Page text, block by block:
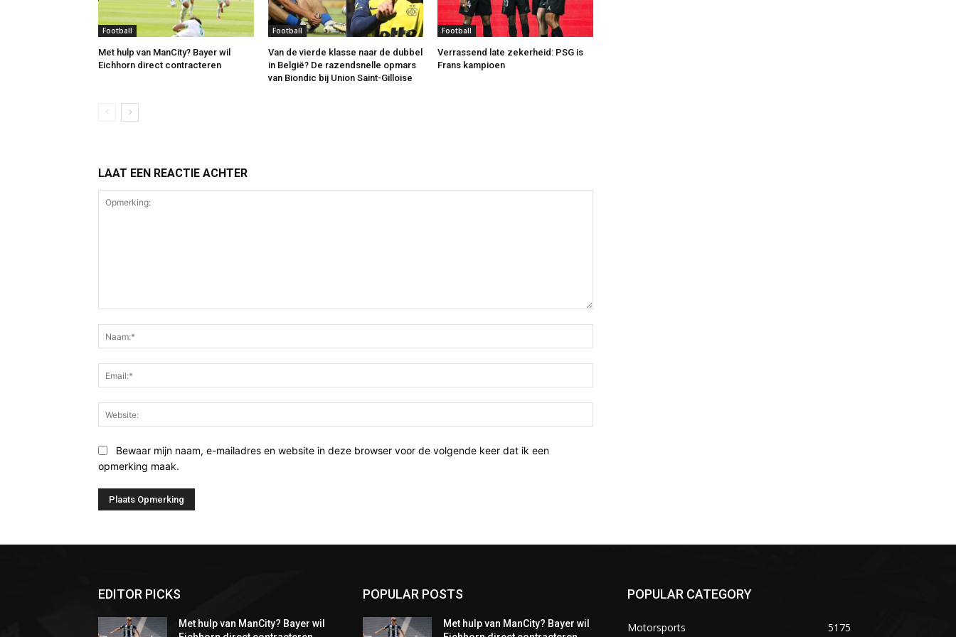
Football
Met hulp van ManCity? Bayer wil
Eichhorn direct contracteren
Football
Van de vierde klasse naar de dubbel
in België? De razendsnelle opmars
van Biondic bij Union Saint-Gilloise
Football
Verrassend late zekerheid: PSG is
Frans kampioen
LAAT EEN REACTIE ACHTER
Bewaar mijn naam, e-mailadres en website in deze browser voor de volgende keer dat ik een
opmerking maak.
EDITOR PICKS
Met hulp van ManCity? Bayer wil
POPULAR POSTS
Met hulp van ManCity? Bayer wil
POPULAR CATEGORY
Motorsports 5175